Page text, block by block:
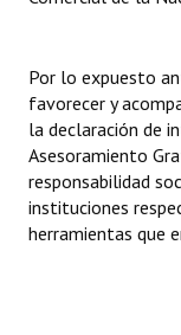
Antiguos
Reconocimientos -
Bariloche,
Entrega de
Por lo expuesto
favorecer y
la declaración de
Asesoramiento
responsabilidad
instituciones
herramientas que